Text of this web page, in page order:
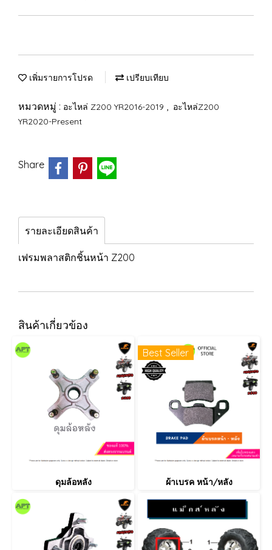
เพิ่มรายการโปรด เปรียบเทียบ
หมวดหมู่ : อะไหล่ Z200 YR2016-2019 , อะไหล่Z200
YR2020-Present
Share
รายละเอียดสินค้า
เฟรมพลาสติกชิ้นหน้า Z200
สินค้าเกี่ยวข้อง
ดุมล้อหลัง
Best Seller
ผ้าเบรค หน้า/หลัง